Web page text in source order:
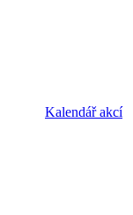
Kalendář akcí